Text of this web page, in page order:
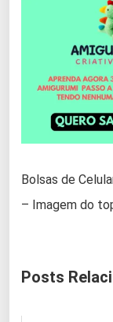
Bolsas de
– Imagem do
Posts